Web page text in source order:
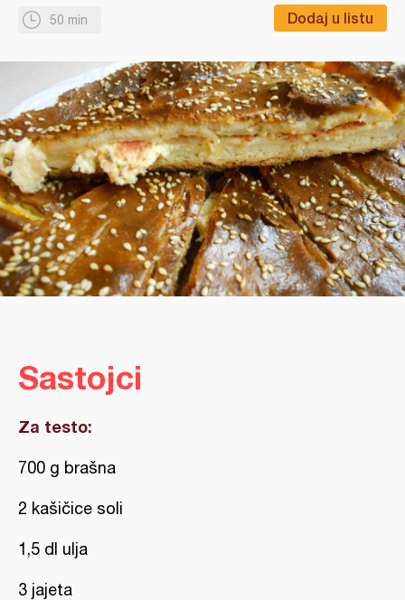
50 min Dodaj u listu
Sastojci
Za testo:
700 g brašna
2 kašičice soli
1,5 dl ulja
3 jajeta